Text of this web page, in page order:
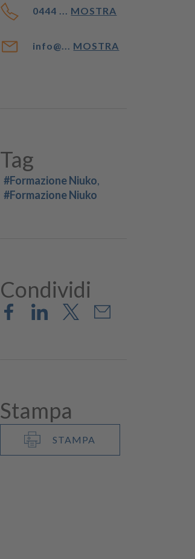
0444 ... MOSTRA
info@... MOSTRA
Tag
#Formazione Niuko
#Formazione Niuko
Condividi
Stampa
STAMPA